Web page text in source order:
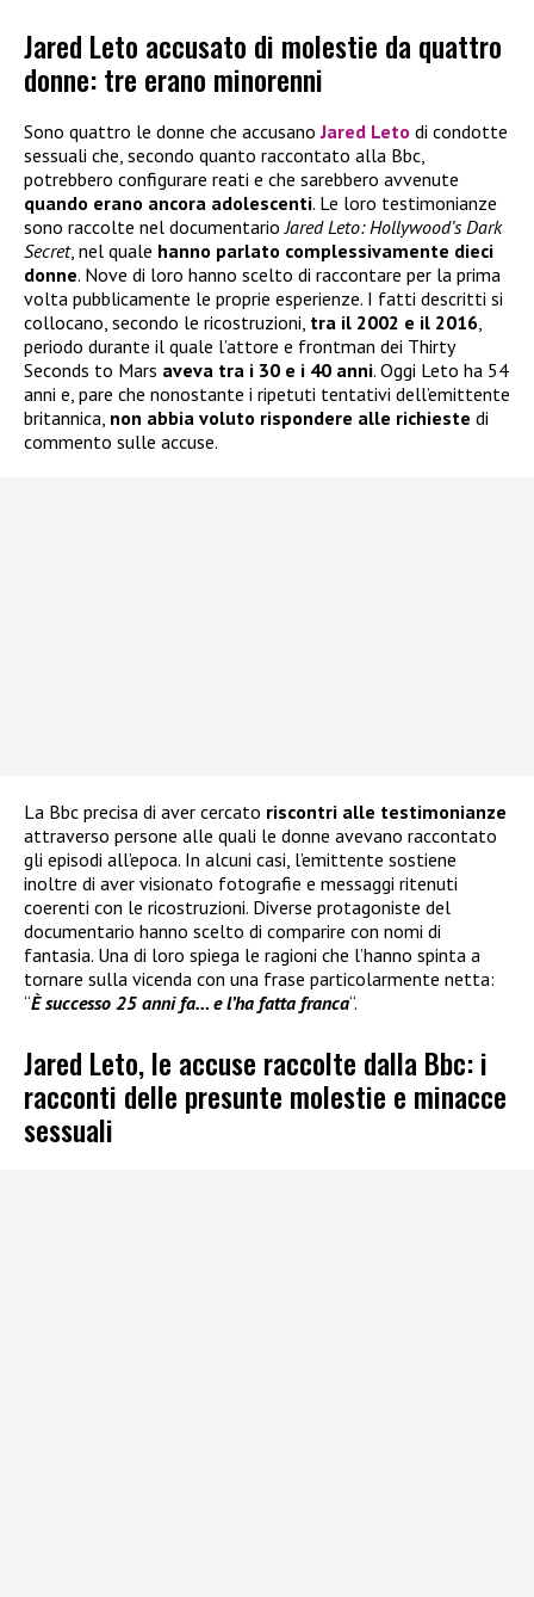
Jared Leto accusato di molestie da quattro
donne: tre erano minorenni
Sono quattro le donne che accusanoJared Leto di condotte
sessuali che, secondo quanto raccontato alla Bbc,
potrebbero configurare reati e che sarebbero avvenute
quando erano ancora adolescenti. Le loro testimonianze
sono raccolte nel documentario Jared Leto: Hollywood’s Dark
Secret, nel quale hanno parlato complessivamente dieci
donne. Nove di loro hanno scelto di raccontare per la prima
volta pubblicamente le proprie esperienze. I fatti descritti si
collocano, secondo le ricostruzioni, tra il 2002 e il 2016
periodo durante il quale l’attore e frontman dei Thirty
Seconds to Mars aveva tra i 30 e i 40 anni. Oggi Leto ha 54
anni e, pare che nonostante i ripetuti tentativi dell’emittente
britannica, non abbia voluto rispondere alle richieste di
commento sulle accuse.
La Bbc precisa di aver cercato riscontri alle testimonianze
attraverso persone alle quali le donne avevano raccontato
gli episodi all’epoca. In alcuni casi, l’emittente sostiene
inoltre di aver visionato fotografie e messaggi ritenuti
coerenti con le ricostruzioni. Diverse protagoniste del
documentario hanno scelto di comparire con nomi di
fantasia. Una di loro spiega le ragioni che l’hanno spinta a
tornare sulla vicenda con una frase particolarmente netta:
“È successo 25 anni fa… e l’ha fatta franca“.
Jared Leto, le accuse raccolte dalla Bbc: i
racconti delle presunte molestie e minacce
sessuali